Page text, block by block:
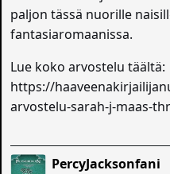
paljon tässä nuorille
fantasiaromaanissa.
Lue koko arvostelu täältä:
https://
arvostelu-sarah-j-maas-
PercyJacksonfani